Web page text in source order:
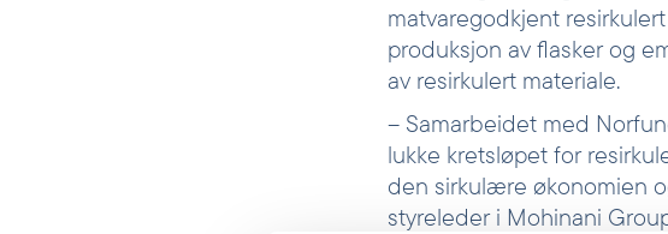
matvaregodkjent
produksjon av flasker og
av resirkulert materiale.
– Samarbeidet med
lukke kretsløpet for
den sirkulære økonomien
styreleder i Mohinani